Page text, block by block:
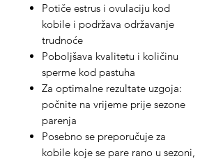
Potiče estrus i ovulaciju kod
kobile i podržava održavanje
trudnoće
Poboljšava kvalitetu i količinu
sperme kod pastuha
Za optimalne rezultate uzgoja:
počnite na vrijeme prije sezone
parenja
Posebno se preporučuje za
kobile koje se pare rano u sezoni,